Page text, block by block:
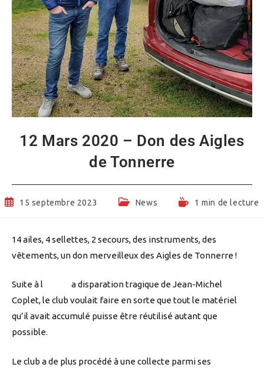
12 Mars 2020 – Don des Aigles
de Tonnerre
Publication
15 septembre 2023
PostNews
Temps1 min de lecture
14 ailes, 4 sellettes, 2 secours, des instruments, des
vêtements, un don merveilleux des Aigles de Tonnerre !
Suite à l a disparation tragique de Jean-Michel
Coplet, le club voulait faire en sorte que tout le matériel
qu’il avait accumulé puisse être réutilisé autant que
possible.
Le club a de plus procédé à une collecte parmi ses